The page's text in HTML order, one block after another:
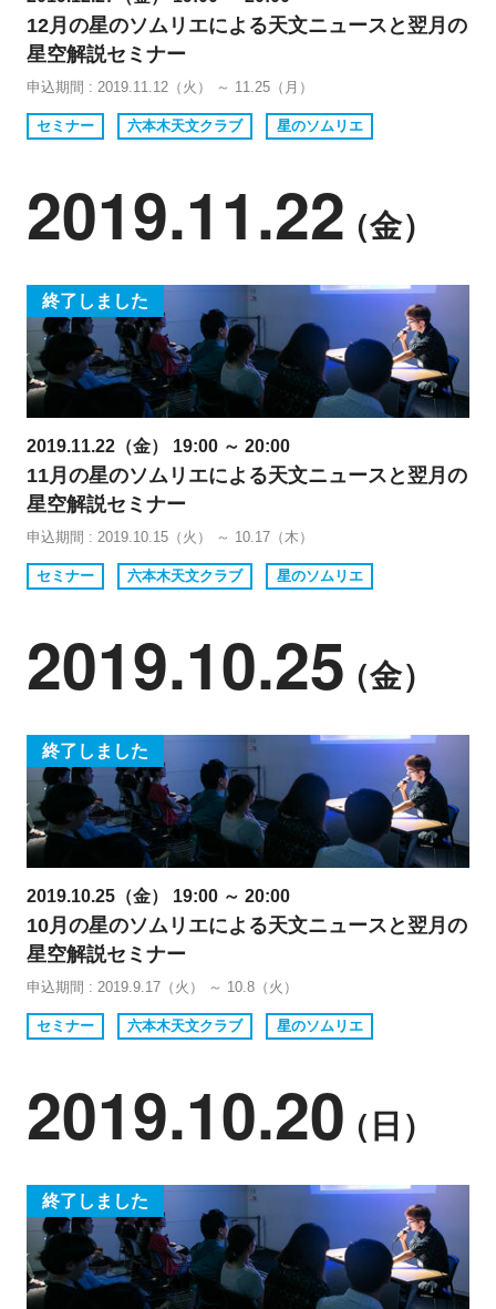
12月の星のソムリエによる天文ニュースと翌月の
星空解説セミナー
申込期間 : 2019.11.12（火） ～ 11.25（月）
セミナー 六本木天文クラブ 星のソムリエ
2019.11.22（金）
終了しました
2019.11.22（金） 19:00 ～ 20:00
11月の星のソムリエによる天文ニュースと翌月の
星空解説セミナー
申込期間 : 2019.10.15（火） ～ 10.17（木）
セミナー 六本木天文クラブ 星のソムリエ
2019.10.25（金）
終了しました
2019.10.25（金） 19:00 ～ 20:00
10月の星のソムリエによる天文ニュースと翌月の
星空解説セミナー
申込期間 : 2019.9.17（火） ～ 10.8（火）
セミナー 六本木天文クラブ 星のソムリエ
2019.10.20（日）
終了しました